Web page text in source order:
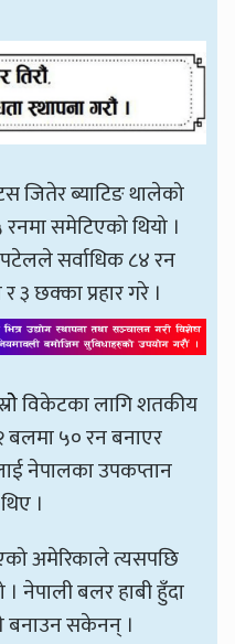
जितेर ब्याटिङ थालेको
समेटिएको थियो ।
सर्वाधिक ८४ रन
छक्का प्रहार गरे ।
विकेटका लागि शतकीय
बलमा ५० रन बनाएर
नेपालका उपकप्तान
।
अमेरिकाले त्यसपछि
नेपाली बलर हाबी हुँदा
बनाउन सकेनन् ।